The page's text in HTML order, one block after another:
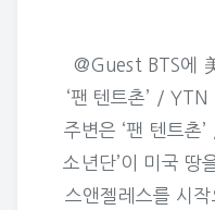
@Guest BTS에
‘팬 텐트촌’ /
주변은 ‘팬 텐트촌
소년단’이 미국 땅
스앤젤레스를 시